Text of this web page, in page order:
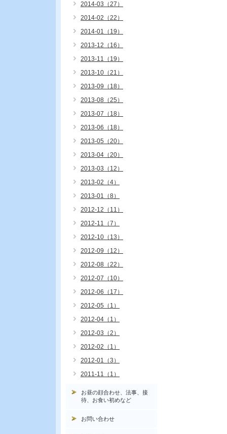
2014-03（27）
2014-02（22）
2014-01（19）
2013-12（16）
2013-11（19）
2013-10（21）
2013-09（18）
2013-08（25）
2013-07（18）
2013-06（18）
2013-05（20）
2013-04（20）
2013-03（12）
2013-02（4）
2013-01（8）
2012-12（11）
2012-11（7）
2012-10（13）
2012-09（12）
2012-08（22）
2012-07（10）
2012-06（17）
2012-05（1）
2012-04（1）
2012-03（2）
2012-02（1）
2012-01（3）
2011-11（1）
お昼の顔合わせ、法事、接
待、お食い初めなど
お問い合わせ